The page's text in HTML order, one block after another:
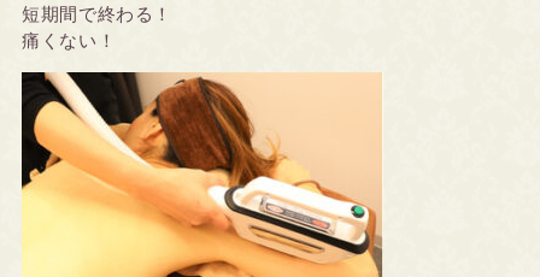
短期間で終わる！
痛くない！